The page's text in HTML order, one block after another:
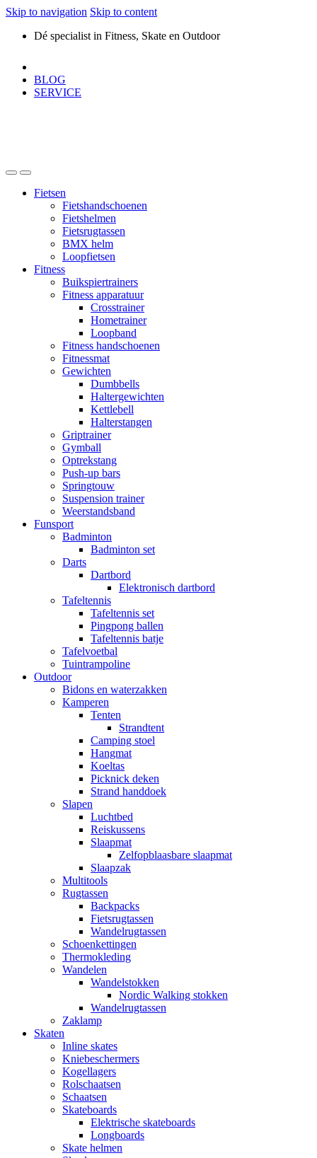
Skip to navigation Skip to content
Dé specialist in Fitness, Skate en Outdoor
BLOG
SERVICE
Fietsen
Fietshandschoenen
Fietshelmen
Fietsrugtassen
BMX helm
Loopfietsen
Fitness
Buikspiertrainers
Fitness apparatuur
Crosstrainer
Hometrainer
Loopband
Fitness handschoenen
Fitnessmat
Gewichten
Dumbbells
Haltergewichten
Kettlebell
Halterstangen
Griptrainer
Gymball
Optrekstang
Push-up bars
Springtouw
Suspension trainer
Weerstandsband
Funsport
Badminton
Badminton set
Darts
Dartbord
Elektronisch dartbord
Tafeltennis
Tafeltennis set
Pingpong ballen
Tafeltennis batje
Tafelvoetbal
Tuintrampoline
Outdoor
Bidons en waterzakken
Kamperen
Tenten
Strandtent
Camping stoel
Hangmat
Koeltas
Picknick deken
Strand handdoek
Slapen
Luchtbed
Reiskussens
Slaapmat
Zelfopblaasbare slaapmat
Slaapzak
Multitools
Rugtassen
Backpacks
Fietsrugtassen
Wandelrugtassen
Schoenkettingen
Thermokleding
Wandelen
Wandelstokken
Nordic Walking stokken
Wandelrugtassen
Zaklamp
Skaten
Inline skates
Kniebeschermers
Kogellagers
Rolschaatsen
Schaatsen
Skateboards
Elektrische skateboards
Longboards
Skate helmen